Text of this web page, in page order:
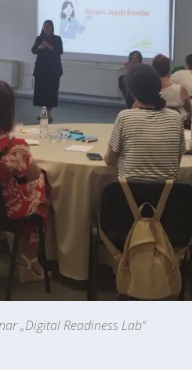
„Digital Readiness Lab“